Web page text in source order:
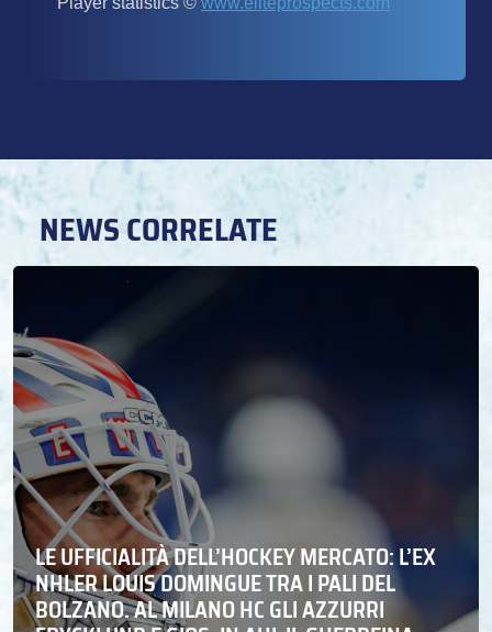
NEWS CORRELATE
LE UFFICIALITÀ DELL’HOCKEY MERCATO: L’EX
NHLER LOUIS DOMINGUE TRA I PALI DEL
BOLZANO. AL MILANO HC GLI AZZURRI